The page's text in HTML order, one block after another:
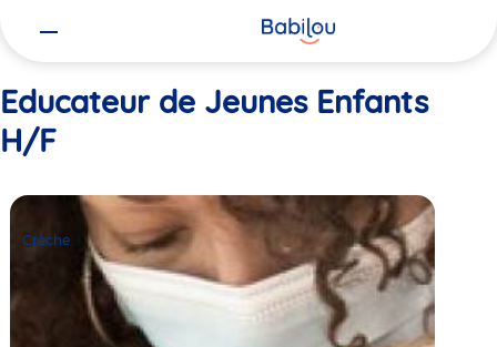
Educateur de Jeunes Enfants
H/F
Crèche
Babilou
Puteaux
Gerhard
Crèche